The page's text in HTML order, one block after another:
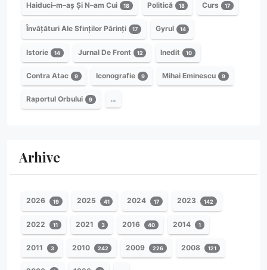
Haiduci–m–aș Și N–am Cui 18 Politică 18 Curs 17
Învățături Ale Sfinților Părinți 17 Gyrul 14
Istorie 14 Jurnal De Front 12 Inedit 10
Contra Atac 9 Iconografie 9 Mihai Eminescu 9
Raportul Orbului 9 …
Arhive
2026 19 2025 41 2024 17 2023 142
2022 11 2021 3 2016 40 2014 1
2011 3 2010 242 2009 226 2008 121